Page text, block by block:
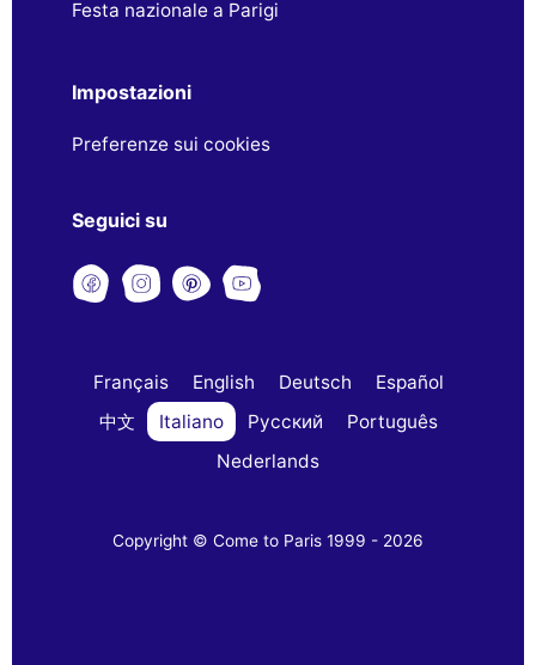
Festa nazionale a Parigi
Impostazioni
Preferenze sui cookies
Seguici su
Français English Deutsch
Español
中文
Italiano Русский
Português
Nederlands
Copyright © Come to Paris 1999 - 2026